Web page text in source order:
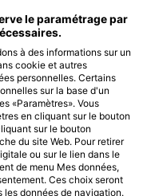
nouveautés avec
le paramétrage par
à des informations sur un
cookie et autres
personnelles. Certains
sur la base d'un
«Paramètres». Vous
en cliquant sur le bouton
sur le bouton
du site Web. Pour retirer
ou sur le lien dans le
de menu Mes données,
Ces choix seront
les données de navigation.